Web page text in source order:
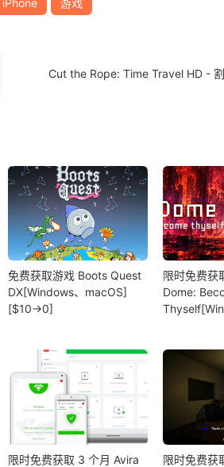
iPhone 游戏
Cut the Rope: Time Travel HD -
免费获取游戏 Boots Quest
DX[Windows、macOS]
[$10→0]
限时免费获
Dome:
限时免费获取 3 个月 Avira
限时免费获